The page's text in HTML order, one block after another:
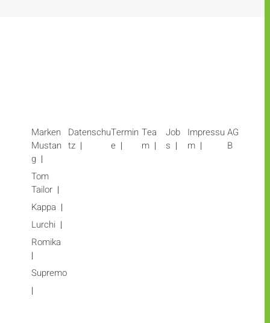
Marken
Mustan
g
Tom
Tailor
Kappa
Lurchi
Romika
Supremo
Datenschu
tz
Termin
e
Tea
m
Job
s
Impressu
m
AG
B